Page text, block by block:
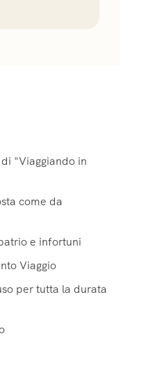
"Viaggiando in
come da
e infortuni
Viaggio
per tutta la durata